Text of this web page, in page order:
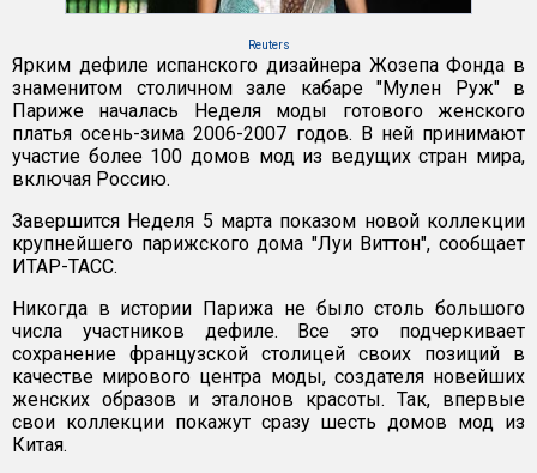
Reuters
Ярким дефиле испанского дизайнера Жозепа Фонда в
знаменитом столичном зале кабаре "Мулен Руж" в
Париже началась Неделя моды готового женского
платья осень-зима 2006-2007 годов. В ней принимают
участие более 100 домов мод из ведущих стран мира,
включая Россию.
Завершится Неделя 5 марта показом новой коллекции
крупнейшего парижского дома "Луи Виттон", сообщает
ИТАР-ТАСС.
Никогда в истории Парижа не было столь большого
числа участников дефиле. Все это подчеркивает
сохранение французской столицей своих позиций в
качестве мирового центра моды, создателя новейших
женских образов и эталонов красоты. Так, впервые
свои коллекции покажут сразу шесть домов мод из
Китая.